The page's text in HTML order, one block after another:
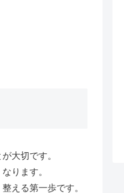
大切です。
ります。
える第一歩です。